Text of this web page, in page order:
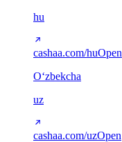
hu
cashaa.com/huOpen
Oʻzbekcha
uz
cashaa.com/uzOpen